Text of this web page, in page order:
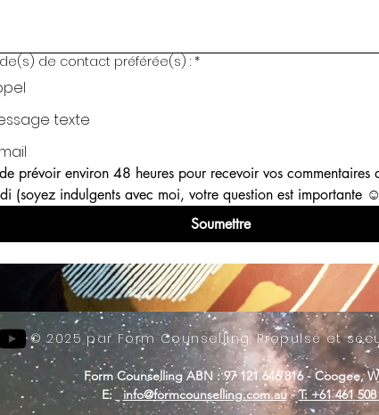
de contact préférée(s) : *
texte
prévoir environ 48 heures pour recevoir vos commentaires
(soyez indulgents avec moi, votre question est importante
Soumettre
© 2025 par Form Counselling. Propulsé et
Form Counselling ABN : 97 121 646 816 - Coogee,
E: info@formcounselling.com.au- T: +61 461 508